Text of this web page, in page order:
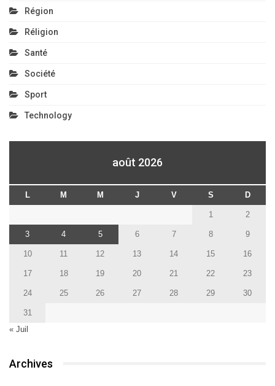
Région
Réligion
Santé
Société
Sport
Technology
août 2026
L M M J V S D
1 2
3 4 5 6 7 8 9
10 11 12 13 14 15 16
17 18 19 20 21 22 23
24 25 26 27 28 29 30
31
« Juil
Archives